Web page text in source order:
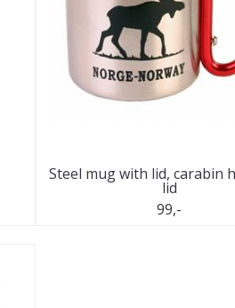
Steel mug with lid, carabin
lid
99,-